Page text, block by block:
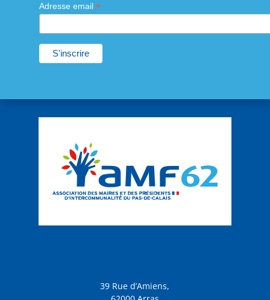
Adresse email *
39 Rue d’Amiens,